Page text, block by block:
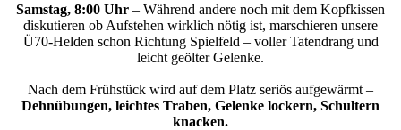
Samstag, 8:00 Uhr – Während andere noch mit dem Kopfkissen
diskutieren ob Aufstehen wirklich nötig ist, marschieren unsere
Ü70-Helden schon Richtung Spielfeld – voller Tatendrang und
leicht geölter Gelenke.
Nach dem Frühstück wird auf dem Platz seriös aufgewärmt –
Dehnübungen, leichtes Traben, Gelenke lockern, Schultern
knacken.